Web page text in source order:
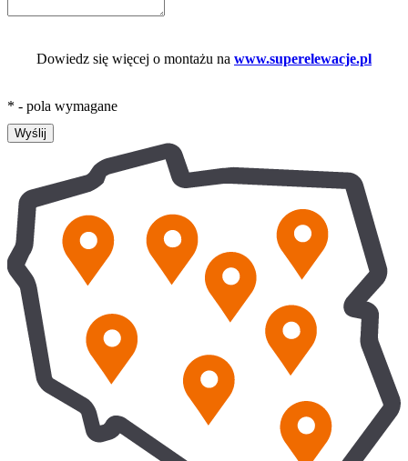
Dowiedz się więcej o montażu na www.superelewacje.pl
* - pola wymagane
Wyślij